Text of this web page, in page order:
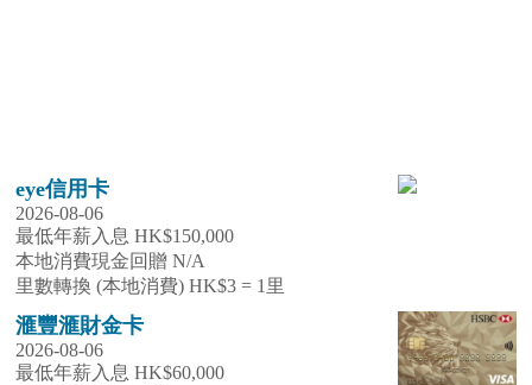
eye信用卡
2026-08-06
最低年薪入息 HK$150,000
本地消費現金回贈 N/A
里數轉換 (本地消費) HK$3 = 1里
滙豐滙財金卡
2026-08-06
最低年薪入息 HK$60,000